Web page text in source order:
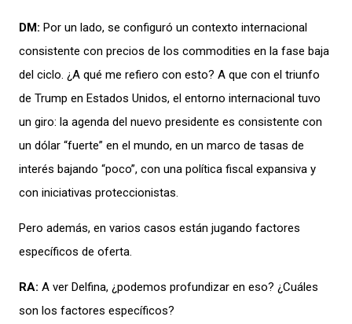
DM: Por un lado, se configuró un contexto internacional
consistente con precios de los commodities en la fase baja
del ciclo. ¿A qué me refiero con esto? A que con el triunfo
de Trump en Estados Unidos, el entorno internacional tuvo
un giro: la agenda del nuevo presidente es consistente con
un dólar “fuerte” en el mundo, en un marco de tasas de
interés bajando “poco”, con una política fiscal expansiva y
con iniciativas proteccionistas.
Pero además, en varios casos están jugando factores
específicos de oferta.
RA: A ver Delfina, ¿podemos profundizar en eso? ¿Cuáles
son los factores específicos?